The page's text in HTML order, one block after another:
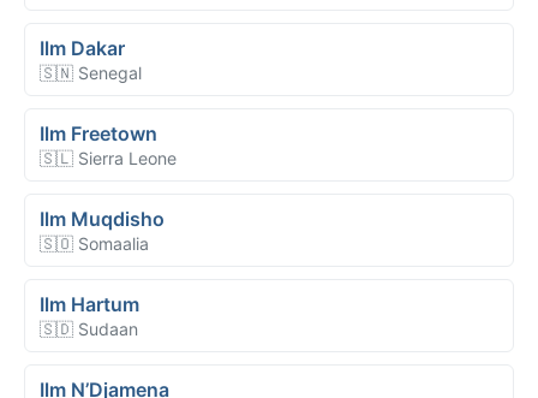
Ilm Dakar
🇸🇳 Senegal
Ilm Freetown
🇸🇱 Sierra Leone
Ilm Muqdisho
🇸🇴 Somaalia
Ilm Hartum
🇸🇩 Sudaan
Ilm N’Djamena